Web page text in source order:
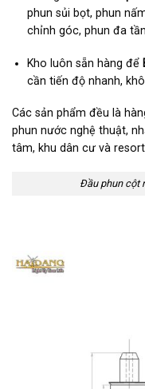
phun sủi bọt, phun
chỉnh góc, phun đa
Kho luôn sẵn hàng để
cần tiến độ nhanh,
Các sản phẩm đều là
phun nước nghệ thuật,
tâm, khu dân cư và resort.
Đầu phun cột